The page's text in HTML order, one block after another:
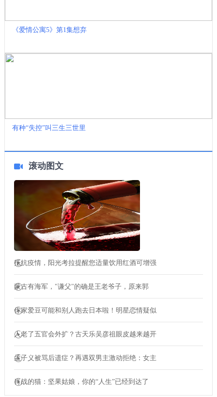
《爱情公寓5》第1集想弃
有种“失控”叫三生三世里
滚动图文
抵抗疫情，阳光考拉提醒您适量饮用红酒可增强
蒙古有海军，"谦父"的确是王老爷子，原来郭
你家爱豆可能和别人跑去日本啦！明星恋情疑似
人老了五官会外扩？古天乐吴彦祖眼皮越来越开
孟子义被骂后遗症？再遇双男主激动拒绝：女主
肖战的猫：坚果姑娘，你的“人生”已经到达了